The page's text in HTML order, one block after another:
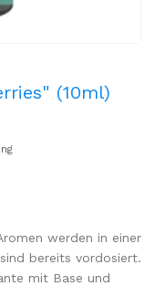
(10ml)
werden in einer
bereits vordosiert.
mit Base und